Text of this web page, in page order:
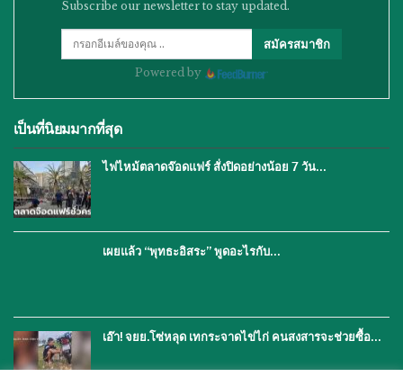
Subscribe our newsletter to stay updated.
สมัครสมาชิก
Powered by
เป็นที่นิยมมากที่สุด
ไฟไหม้ตลาดจ๊อดแฟร์ สั่งปิดอย่างน้อย 7 วัน…
เผยแล้ว “พุทธะอิสระ” พูดอะไรกับ…
เอ๊า! จยย.โซ่หลุด เทกระจาดไข่ไก่ คนสงสารจะช่วยซื้อ…